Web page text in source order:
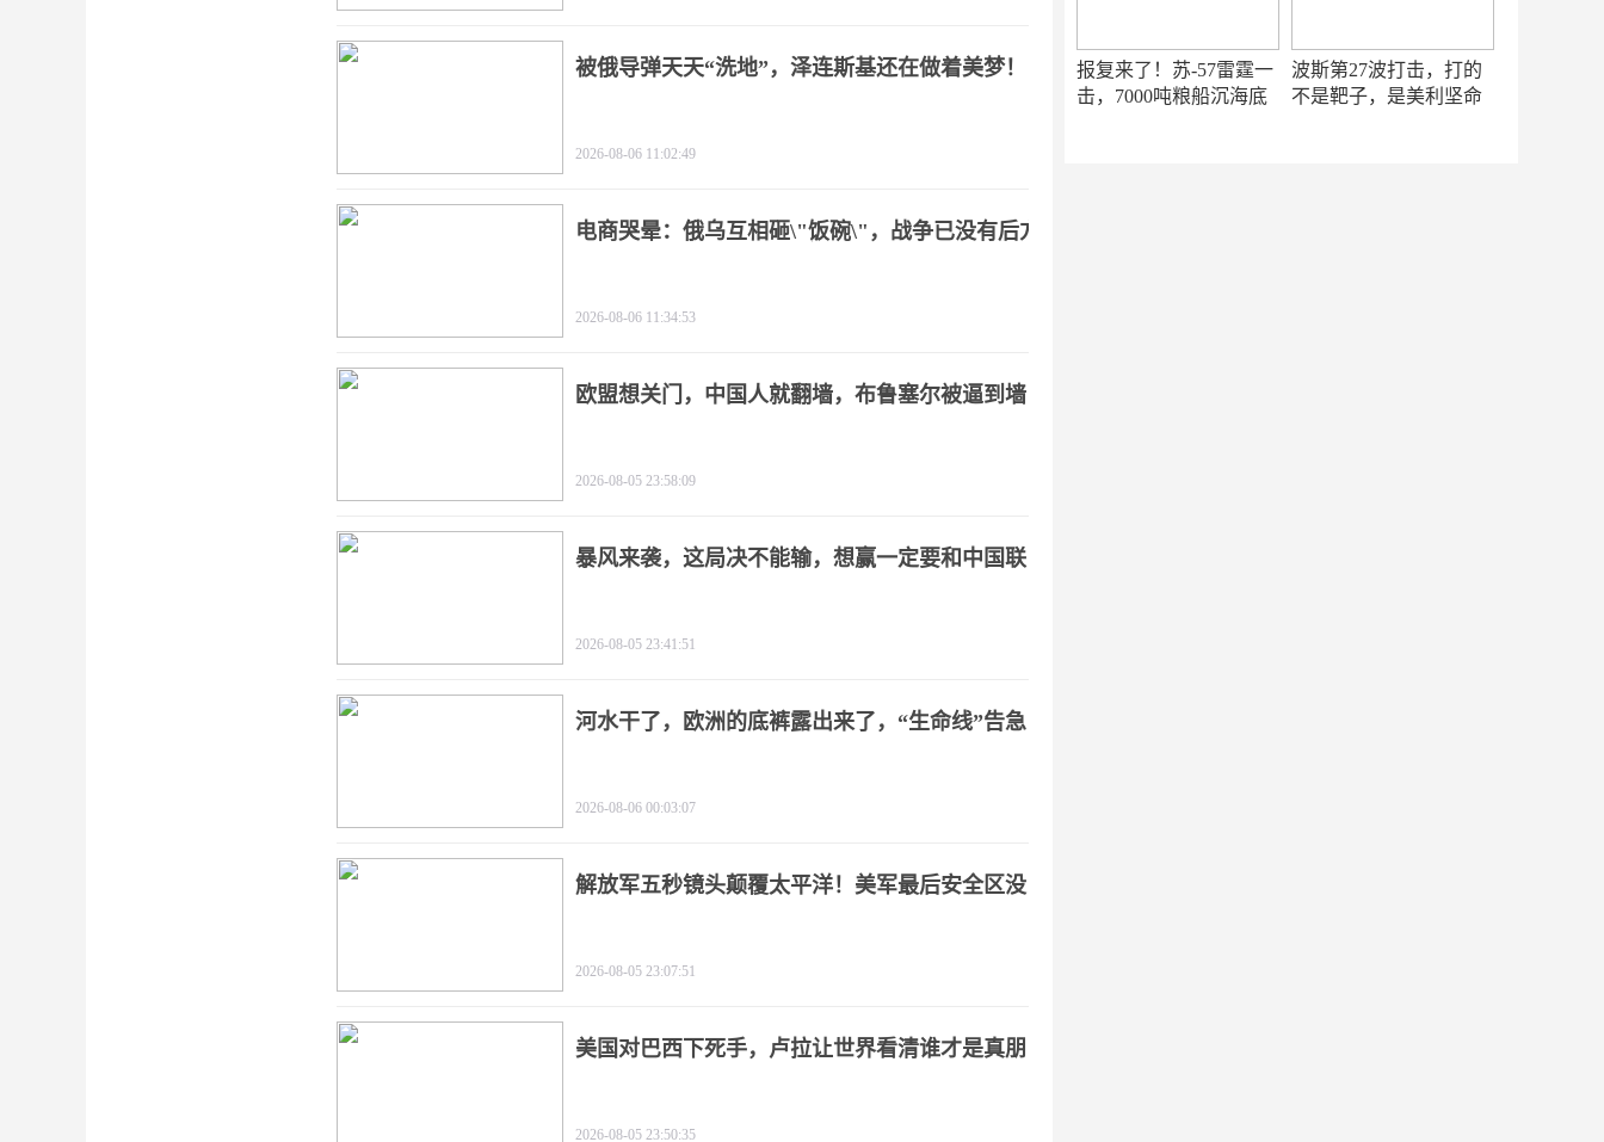
报复来了！苏-57雷霆一
击，7000吨粮船沉海底
波斯第27波打击，打的
不是靶子，是美利坚命
被俄导弹天天“洗地”，泽连斯基还在做着美梦！
2026-08-06 11:02:49
电商哭晕：俄乌互相砸\"饭碗\"，战争已没有后方
2026-08-06 11:34:53
欧盟想关门，中国人就翻墙，布鲁塞尔被逼到墙
2026-08-05 23:58:09
暴风来袭，这局决不能输，想赢一定要和中国联
2026-08-05 23:41:51
河水干了，欧洲的底裤露出来了，“生命线”告急
2026-08-06 00:03:07
解放军五秒镜头颠覆太平洋！美军最后安全区没
2026-08-05 23:07:51
美国对巴西下死手，卢拉让世界看清谁才是真朋
2026-08-05 23:50:35